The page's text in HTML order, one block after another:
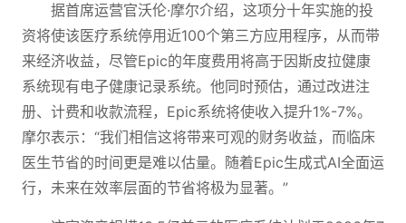
据首席运营官沃伦·摩尔介绍，这项分十年实施的投
资将使该医疗系统停用近100个第三方应用程序，从而带
来经济收益，尽管Epic的年度费用将高于因斯皮拉健康
系统现有电子健康记录系统。他同时预估，通过改进注
册、计费和收款流程，Epic系统将使收入提升1%-7%。
摩尔表示：“我们相信这将带来可观的财务收益，而临床
医生节省的时间更是难以估量。随着Epic生成式AI全面运
行，未来在效率层面的节省将极为显著。”